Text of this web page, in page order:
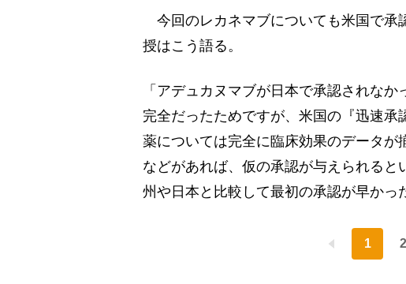
今回のレカネマブについても米国で承
授はこう語る。
「アデュカヌマブが日本で承認されな
完全だったためですが、米国の『迅速
薬については完全に臨床効果のデータ
などがあれば、仮の承認が与えられる
州や日本と比較して最初の承認が早かっ
1 2